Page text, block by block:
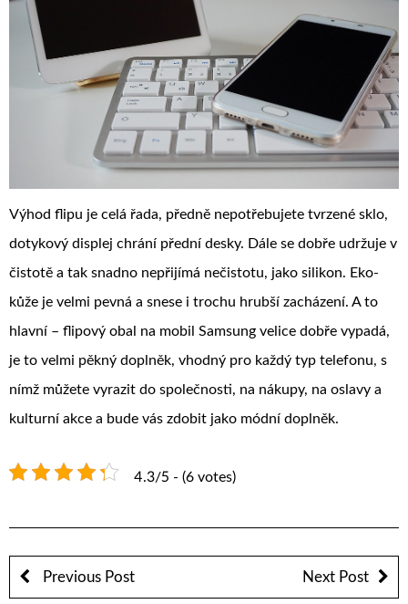
Výhod flipu je celá řada, předně nepotřebujete tvrzené sklo,
dotykový displej chrání přední desky. Dále se dobře udržuje v
čistotě a tak snadno nepřijímá nečistotu, jako silikon. Eko-
kůže je velmi pevná a snese i trochu hrubší zacházení. A to
hlavní – flipový obal na mobil Samsung velice dobře vypadá,
je to velmi pěkný doplněk, vhodný pro každý typ telefonu, s
nímž můžete vyrazit do společnosti, na nákupy, na oslavy a
kulturní akce a bude vás zdobit jako módní doplněk.
4.3/5 - (6 votes)
Previous Post Next Post